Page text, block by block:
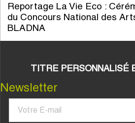
Reportage La Vie Eco :
du Concours National des
BLADNA
TITRE PERSONNALISÉ
Newsletter
Courriel